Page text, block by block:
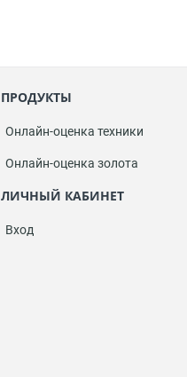
ПРОДУКТЫ
Онлайн-оценка техники
Онлайн-оценка золота
ЛИЧНЫЙ КАБИНЕТ
Вход